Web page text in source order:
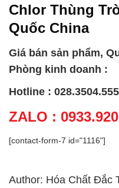
Chlor Thùng
Quốc China
Giá bán sản phẩm,
Phòng kinh doanh :
Hotline :
ZALO :
[contact-form-7 id="1116"]
Author: Hóa Chất Đắc